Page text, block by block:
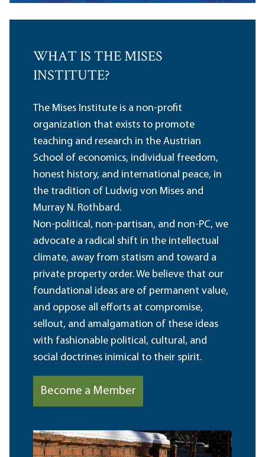
WHAT IS THE MISES
INSTITUTE?
The Mises Institute is a non-profit
organization that exists to promote
teaching and research in the Austrian
School of economics, individual freedom,
honest history, and international peace, in
the tradition of Ludwig von Mises and
Murray N. Rothbard.
Non-political, non-partisan, and non-PC, we
advocate a radical shift in the intellectual
climate, away from statism and toward a
private property order. We believe that our
foundational ideas are of permanent value,
and oppose all efforts at compromise,
sellout, and amalgamation of these ideas
with fashionable political, cultural, and
social doctrines inimical to their spirit.
Become a Member